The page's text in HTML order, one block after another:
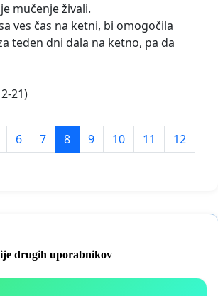
mučenje živali.
ves čas na ketni, bi omogočila
teden dni dala na ketno, pa da
21)
6 7 8 9 10 11
12
drugih uporabnikov